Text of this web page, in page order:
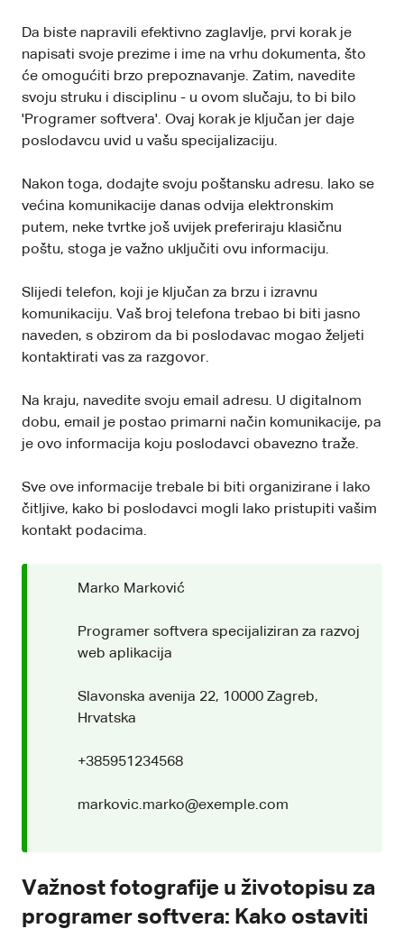
Da biste napravili efektivno zaglavlje, prvi korak je
napisati svoje prezime i ime na vrhu dokumenta, što
će omogućiti brzo prepoznavanje. Zatim, navedite
svoju struku i disciplinu - u ovom slučaju, to bi bilo
'Programer softvera'. Ovaj korak je ključan jer daje
poslodavcu uvid u vašu specijalizaciju.
Nakon toga, dodajte svoju poštansku adresu. Iako se
većina komunikacije danas odvija elektronskim
putem, neke tvrtke još uvijek preferiraju klasičnu
poštu, stoga je važno uključiti ovu informaciju.
Slijedi telefon, koji je ključan za brzu i izravnu
komunikaciju. Vaš broj telefona trebao bi biti jasno
naveden, s obzirom da bi poslodavac mogao željeti
kontaktirati vas za razgovor.
Na kraju, navedite svoju email adresu. U digitalnom
dobu, email je postao primarni način komunikacije, pa
je ovo informacija koju poslodavci obavezno traže.
Sve ove informacije trebale bi biti organizirane i lako
čitljive, kako bi poslodavci mogli lako pristupiti vašim
kontakt podacima.
Marko Marković
Programer softvera specijaliziran za razvoj
web aplikacija
Slavonska avenija 22, 10000 Zagreb,
Hrvatska
+385951234568
markovic.marko@exemple.com
Važnost fotografije u životopisu za
programer softvera: Kako ostaviti